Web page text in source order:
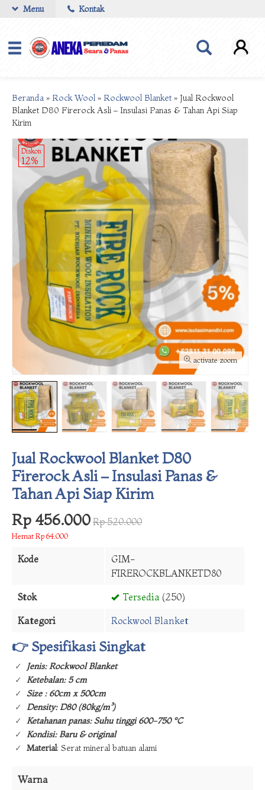
Menu Kontak
Beranda » Rock Wool » Rockwool Blanket » Jual Rockwool
Blanket D80 Firerock Asli – Insulasi Panas & Tahan Api Siap
Kirim
activate zoom
Diskon
12%
Jual Rockwool Blanket D80
Firerock Asli – Insulasi Panas &
Tahan Api Siap Kirim
Rp 456.000 Rp 520.000
Hemat Rp 64.000
Kode
GIM-
FIREROCKBLANKETD80
Stok
Tersedia (250)
Kategori
Rockwool Blanket
👉 Spesifikasi Singkat
Jenis: Rockwool Blanket
Ketebalan: 5 cm
Size : 60cm x 500cm
Density: D80 (80kg/m³)
Ketahanan panas: Suhu tinggi 600-750 °C
Kondisi: Baru & original
Material: Serat mineral batuan alami
Warna